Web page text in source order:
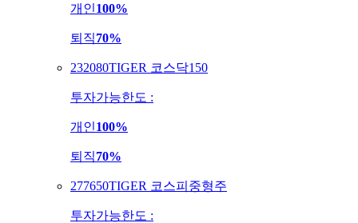
개인100%
퇴직70%
232080TIGER 코스닥150
투자가능한도 :
개인100%
퇴직70%
277650TIGER 코스피중형주
투자가능한도 :